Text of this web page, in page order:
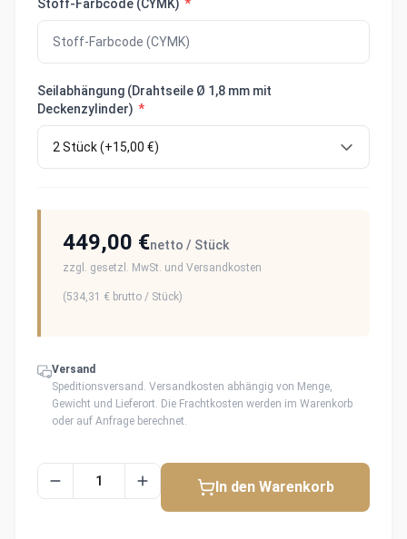
Stoff-Farbcode (CYMK) *
Seilabhängung (Drahtseile Ø 1,8 mm mit
Deckenzylinder) *
449,00 €netto / Stück
zzgl. gesetzl. MwSt. und Versandkosten
(534,31 € brutto / Stück)
Versand
Speditionsversand. Versandkosten abhängig von Menge,
Gewicht und Lieferort. Die Frachtkosten werden im Warenkorb
oder auf Anfrage berechnet.
In den Warenkorb